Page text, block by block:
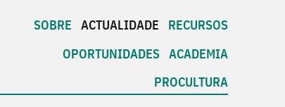
SOBRE ACTUALIDADE
RECURSOS
OPORTUNIDADES
ACADEMIA
PROCULTURA